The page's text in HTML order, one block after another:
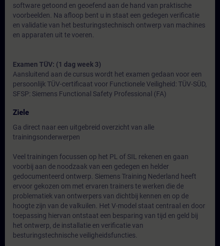
software getoond en geoefend aan de hand van praktische
voorbeelden. Na afloop bent u in staat een gedegen verificatie
en validatie van het besturingstechnisch ontwerp van machines
en apparaten uit te voeren.
Examen TÜV: (1 dag week 3)
Aansluitend aan de cursus wordt het examen gedaan voor een
persoonlijk TÜV-certificaat voor Functionele Veiligheid: TÜV-SÜD,
SFSP: Siemens Functional Safety Professional (FA)
Ziele
Ga direct naar een uitgebreid overzicht van alle
trainingsonderwerpen
Veel trainingen focussen op het PL of SIL rekenen en gaan
voorbij aan de noodzaak van een gedegen en helder
gedocumenteerd ontwerp. Siemens Training Nederland heeft
ervoor gekozen om met ervaren trainers te werken die de
problematiek van ontwerpers van dichtbij kennen en op de
hoogte zijn van de valkuilen. Het V-model staat centraal en door
toepassing hiervan ontstaat een besparing van tijd en geld bij
het ontwerp, de installatie en verificatie van
besturingstechnische veiligheidsfuncties.